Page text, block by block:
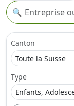
Recherche
🔍
Canton
Type